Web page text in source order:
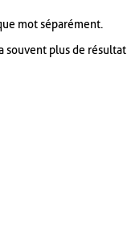
mot séparément.
souvent plus de résultat